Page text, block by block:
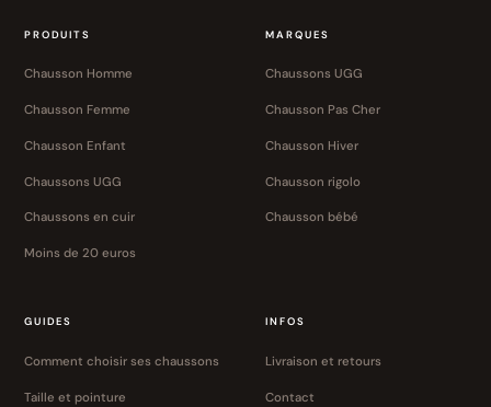
PRODUITS
Chausson Homme
Chausson Femme
Chausson Enfant
Chaussons UGG
Chaussons en cuir
Moins de 20 euros
MARQUES
Chaussons UGG
Chausson Pas Cher
Chausson Hiver
Chausson rigolo
Chausson bébé
GUIDES
Comment choisir ses chaussons
Taille et pointure
INFOS
Livraison et retours
Contact